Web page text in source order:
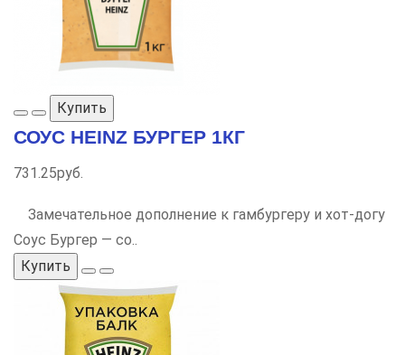
Купить
СОУС HEINZ БУРГЕР 1КГ
731.25руб.
Замечательное дополнение к гамбургеру и хот-догу
Соус Бургер — со..
Купить